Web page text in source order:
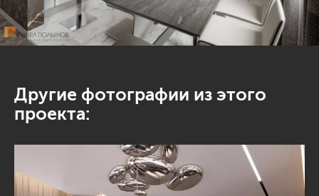
Другие фотографии из этого
проекта: